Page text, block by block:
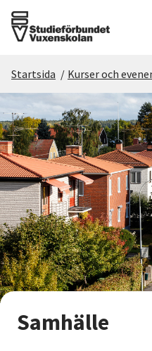
Det här gör vi
För dig som
Sök kurser och
Om SV
Starta studiecirkel
Cirkelledare
Nyheter
Startsida / Kurser och
Samhälle